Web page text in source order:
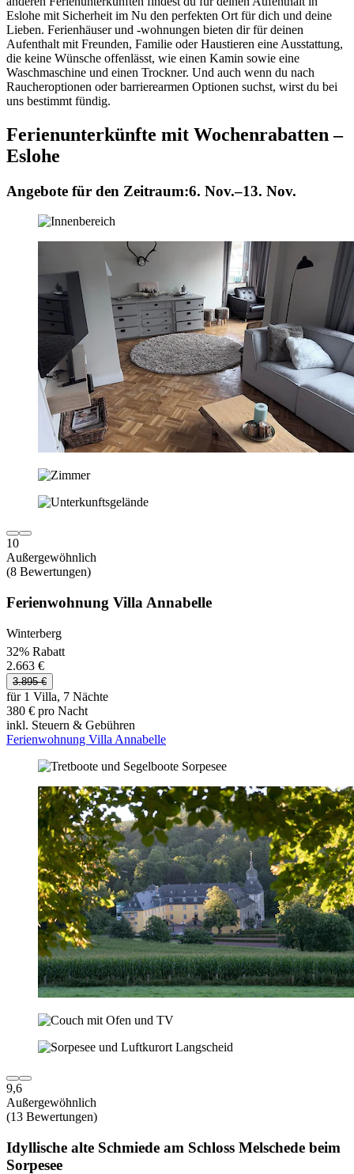
Eslohe mit Sicherheit im Nu den perfekten Ort für dich und deine
Lieben. Ferienhäuser und -wohnungen bieten dir für deinen
Aufenthalt mit Freunden, Familie oder Haustieren eine Ausstattung,
die keine Wünsche offenlässt, wie einen Kamin sowie eine
Waschmaschine und einen Trockner. Und auch wenn du nach
Raucheroptionen oder barrierearmen Optionen suchst, wirst du bei
uns bestimmt fündig.
Ferienunterkünfte mit Wochenrabatten –
Eslohe
Angebote für den Zeitraum:6. Nov.–13. Nov.
10
Außergewöhnlich
(8 Bewertungen)
Ferienwohnung Villa Annabelle
Winterberg
32% Rabatt
2.663 €
3.895 €
für 1 Villa, 7 Nächte
380 € pro Nacht
inkl. Steuern & Gebühren
Ferienwohnung Villa Annabelle
9,6
Außergewöhnlich
(13 Bewertungen)
Idyllische alte Schmiede am Schloss Melschede beim
Sorpesee